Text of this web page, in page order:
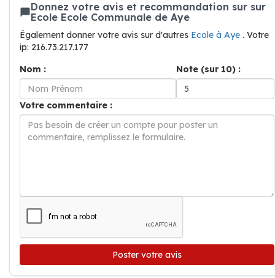
Donnez votre avis et recommandation sur sur
Ecole Ecole Communale de Aye
Également donner votre avis sur d'autres Ecole à Aye . Votre
ip: 216.73.217.177
Nom :
Note (sur 10) :
Votre commentaire :
Poster votre avis